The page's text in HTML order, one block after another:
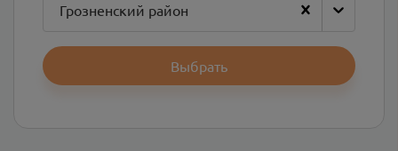
Грозненский район
Выбрать